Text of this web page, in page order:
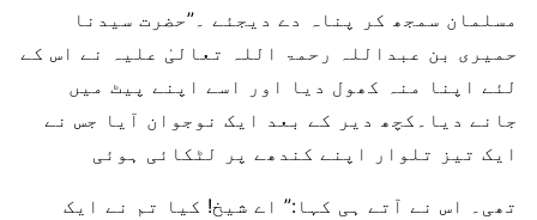
مسلمان سمجھ کر پناہ دے دیجئے ۔”حضرت سیدنا
حمیری بن عبداللہ رحمۃ اللہ تعالیٰ علیہ نے اس کے
لئے اپنا منہ کھول دیا اور اسے اپنے پیٹ میں
جانے دیا۔کچھ دیر کے بعد ایک نوجوان آیا جس نے
ایک تیز تلوار اپنے کندھے پر لٹکائی ہوئی
تھی۔ اس نے آتے ہی کہا:” اے شیخ! کیا تم نے ایک